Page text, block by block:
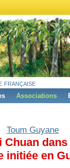
française
Associations
Toum Guyane
Chuan
initiée en